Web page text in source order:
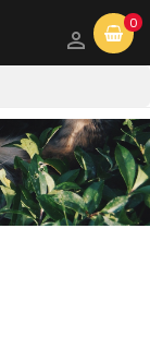
0
